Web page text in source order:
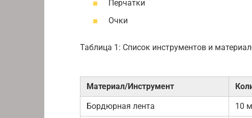
Перчатки
Очки
Таблица 1: Список инструментов и
Материал/Инструмент
Бордюрная лента 10